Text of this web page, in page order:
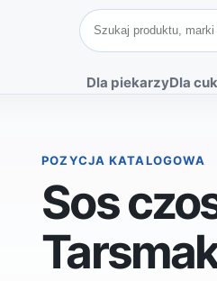
Szukaj produktów
Dla piekarzyDla
POZYCJA KATALOGOWA
Sos